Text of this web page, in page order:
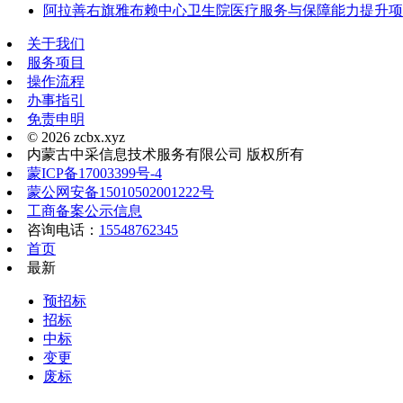
阿拉善右旗雅布赖中心卫生院医疗服务与保障能力提升
关于我们
服务项目
操作流程
办事指引
免责申明
© 2026 zcbx.xyz
内蒙古中采信息技术服务有限公司 版权所有
蒙ICP备17003399号-4
蒙公网安备15010502001222号
工商备案公示信息
咨询电话： 15548762345
首页
最新
预招标
招标
中标
变更
废标